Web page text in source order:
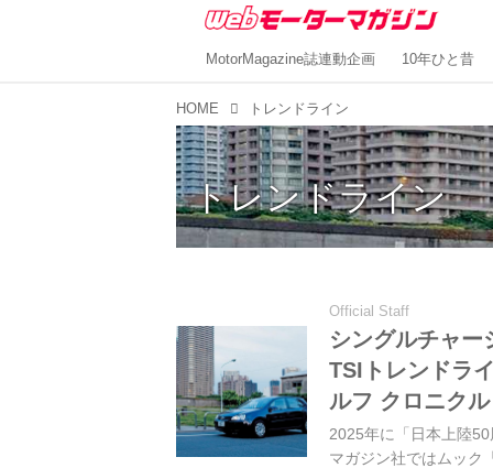
MotorMagazine誌連動企画 10年ひと昔
HOME トレンドライン
トレンドライン
Official Staff
シングルチャー
TSIトレンドラ
ルフ クロニク
2025年に「日本上陸
マガジン社ではムック